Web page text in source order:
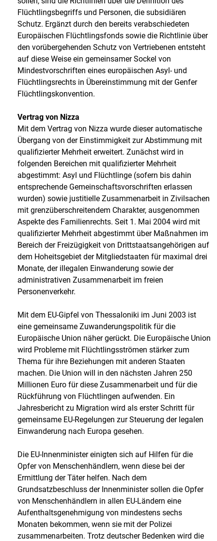
Flüchtlingsbegriffs und Personen, die subsidiären
Schutz. Ergänzt durch den bereits verabschiedeten
Europäischen Flüchtlingsfonds sowie die Richtlinie über
den vorübergehenden Schutz von Vertriebenen entsteht
auf diese Weise ein gemeinsamer Sockel von
Mindestvorschriften eines europäischen Asyl- und
Flüchtlingsrechts in Übereinstimmung mit der Genfer
Flüchtlingskonvention.
Vertrag von Nizza
Mit dem Vertrag von Nizza wurde dieser automatische
Übergang von der Einstimmigkeit zur Abstimmung mit
qualifizierter Mehrheit erweitert. Zunächst wird in
folgenden Bereichen mit qualifizierter Mehrheit
abgestimmt: Asyl und Flüchtlinge (sofern bis dahin
entsprechende Gemeinschaftsvorschriften erlassen
wurden) sowie justitielle Zusammenarbeit in Zivilsachen
mit grenzüberschreitendem Charakter, ausgenommen
Aspekte des Familienrechts. Seit 1. Mai 2004 wird mit
qualifizierter Mehrheit abgestimmt über Maßnahmen im
Bereich der Freizügigkeit von Drittstaatsangehörigen auf
dem Hoheitsgebiet der Mitgliedstaaten für maximal drei
Monate, der illegalen Einwanderung sowie der
administrativen Zusammenarbeit im freien
Personenverkehr.
Mit dem EU-Gipfel von Thessaloniki im Juni 2003 ist
eine gemeinsame Zuwanderungspolitik für die
Europäische Union näher gerückt. Die Europäische Union
wird Probleme mit Flüchtlingsströmen stärker zum
Thema für ihre Beziehungen mit anderen Staaten
machen. Die Union will in den nächsten Jahren 250
Millionen Euro für diese Zusammenarbeit und für die
Rückführung von Flüchtlingen aufwenden. Ein
Jahresbericht zu Migration wird als erster Schritt für
gemeinsame EU-Regelungen zur Steuerung der legalen
Einwanderung nach Europa gesehen.
Die EU-Innenminister einigten sich auf Hilfen für die
Opfer von Menschenhändlern, wenn diese bei der
Ermittlung der Täter helfen. Nach dem
Grundsatzbeschluss der Innenminister sollen die Opfer
von Menschenhändlern in allen EU-Ländern eine
Aufenthaltsgenehmigung von mindestens sechs
Monaten bekommen, wenn sie mit der Polizei
zusammenarbeiten. Trotz deutscher Bedenken wird die